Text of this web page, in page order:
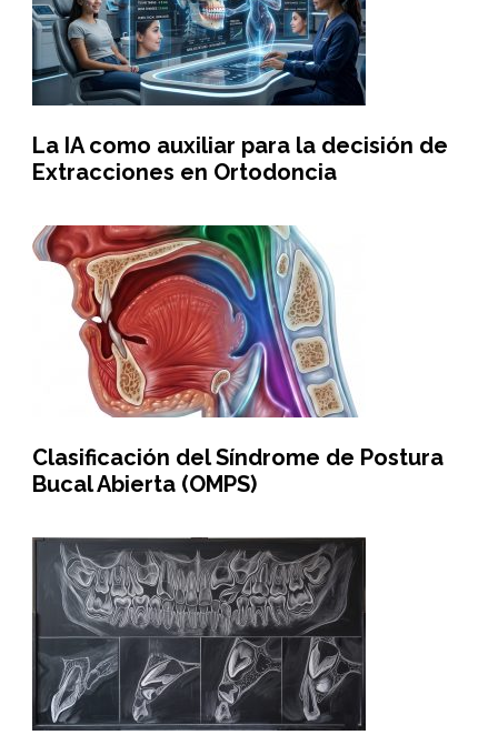
La IA como auxiliar para la decisión de
Extracciones en Ortodoncia
Clasificación del Síndrome de Postura
Bucal Abierta (OMPS)